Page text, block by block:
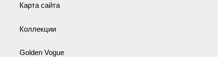
Карта сайта
Коллекции
Golden Vogue